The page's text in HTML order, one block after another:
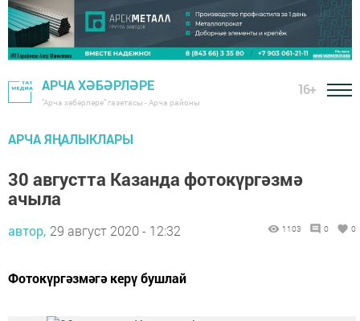
АРЧА ХӘБӘРЛӘРЕ
"Арча хәбәрләре" газетасы - Арча районы
16+
АРЧА ЯҢАЛЫКЛАРЫ
30 августта Казанда фотокүргәзмә
ачыла
автор, 29 август 2020 - 12:32 1103 0 0
Фотокүргәзмәгә керү бушлай